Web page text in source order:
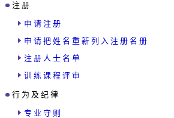
注 册
申 请 注 册
申 请 把 姓 名 重 新 列 入 注 册 名 册
注 册 人 士 名 单
训 练 课 程 评 审
行 为 及 纪 律
专 业 守 则